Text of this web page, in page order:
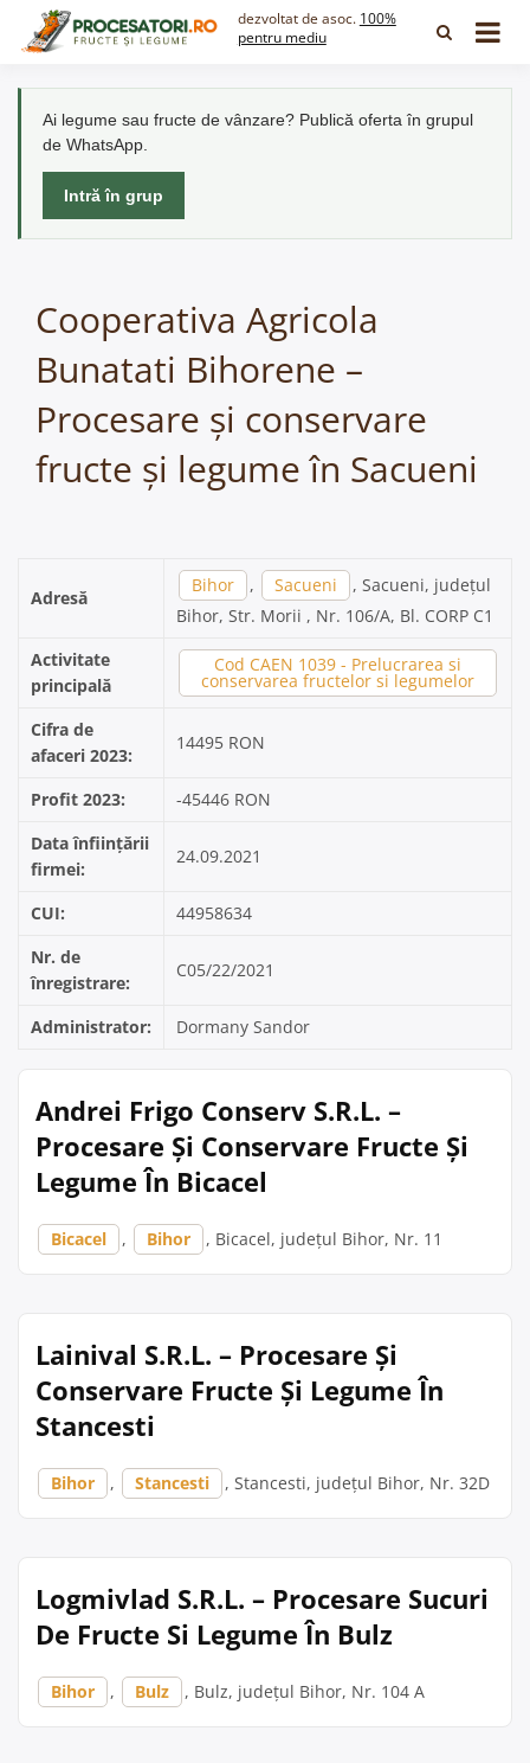
dezvoltat de asoc. 100%
pentru mediu
Ai legume sau fructe de vânzare? Publică oferta în grupul
de WhatsApp.
Intră în grup
Cooperativa Agricola
Bunatati Bihorene –
Procesare și conservare
fructe și legume în Sacueni
Adresă
Bihor , Sacueni
, Sacueni, județul
Bihor, Str. Morii , Nr. 106/A, Bl. CORP C1
Activitate
principală
Cod CAEN 1039 - Prelucrarea si
conservarea fructelor si legumelor
Cifra de
afaceri 2023:
14495 RON
Profit 2023:
-45446 RON
Data înființării
firmei:
24.09.2021
CUI:
44958634
Nr. de
înregistrare:
C05/22/2021
Administrator: Dormany Sandor
Andrei Frigo Conserv S.R.L. –
Procesare Și Conservare Fructe Și
Legume În Bicacel
Bicacel , Bihor , Bicacel, județul Bihor, Nr. 11
Lainival S.R.L. – Procesare Și
Conservare Fructe Și Legume În
Stancesti
Bihor , Stancesti , Stancesti, județul Bihor, Nr. 32D
Logmivlad S.R.L. – Procesare Sucuri
De Fructe Si Legume În Bulz
Bihor , Bulz , Bulz, județul Bihor, Nr. 104 A